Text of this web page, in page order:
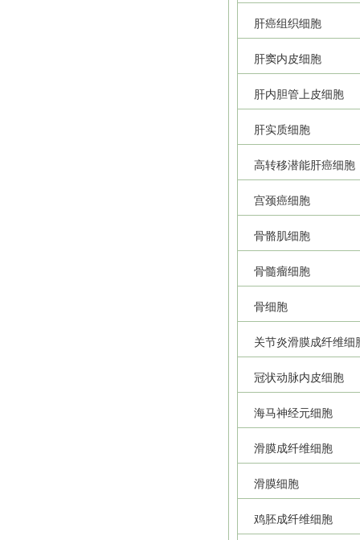
肝癌组织细胞
肝窦内皮细胞
肝内胆管上皮细胞
肝实质细胞
高转移潜能肝癌细胞
宫颈癌细胞
骨骼肌细胞
骨髓瘤细胞
骨细胞
关节炎滑膜成纤维细
冠状动脉内皮细胞
海马神经元细胞
滑膜成纤维细胞
滑膜细胞
鸡胚成纤维细胞